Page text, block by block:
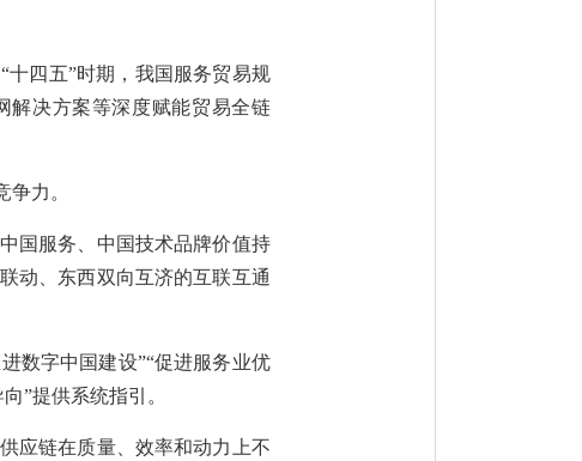
四五”时期，我国服务贸易规
解决方案等深度赋能贸易全链
力。
国服务、中国技术品牌价值持
动、东西双向互济的互联互通
数字中国建设”“促进服务业优
”提供系统指引。
应链在质量、效率和动力上不